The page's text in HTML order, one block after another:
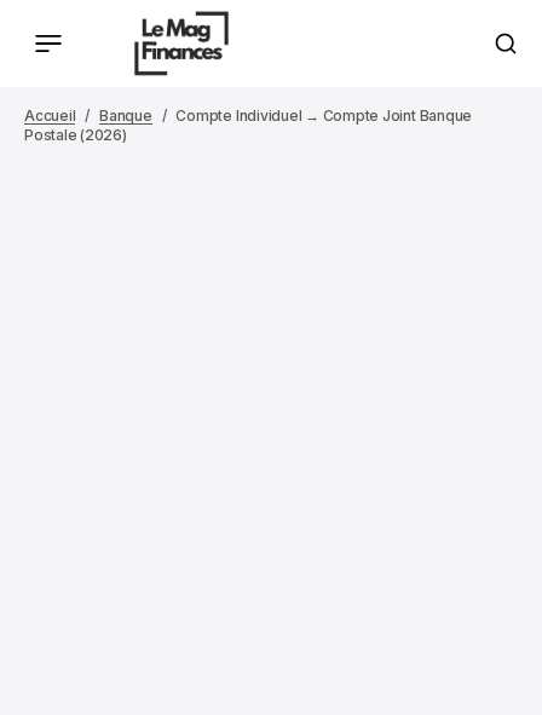
Accueil Banque
Compte Individuel → Compte Joint Banque
Postale (2026)